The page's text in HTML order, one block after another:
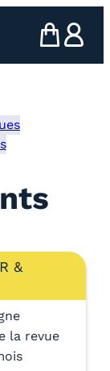
l’association
mon panier
ma
&
la revue